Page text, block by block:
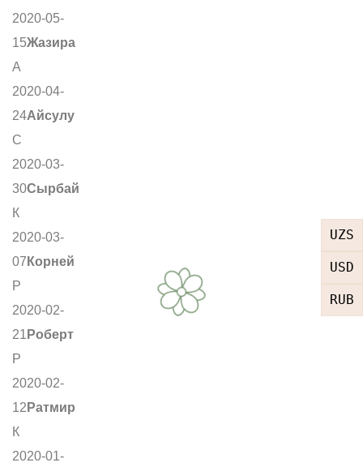
UZS
USD
RUB
2020-05-
15Жазира
А
2020-04-
24Айсулу
С
2020-03-
30Сырбай
К
2020-03-
07 Корней
Р
2020-02-
21 Роберт
Р
2020-02-
12 Ратмир
К
2020-01-